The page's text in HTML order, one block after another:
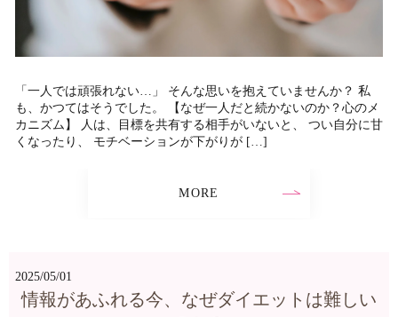
「一人では頑張れない…」 そんな思いを抱えていませんか？ 私
も、かつてはそうでした。 【なぜ一人だと続かないのか？心のメ
カニズム】 人は、目標を共有する相手がいないと、 つい自分に甘
くなったり、 モチベーションが下がりが […]
MORE
2025/05/01
情報があふれる今、なぜダイエットは難しい